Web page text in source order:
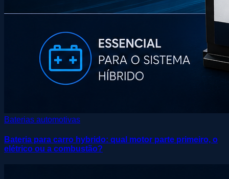
Baterias automotivas
Bateria para carro hybrido: qual motor parte primeiro, o
elétrico ou a combustão?